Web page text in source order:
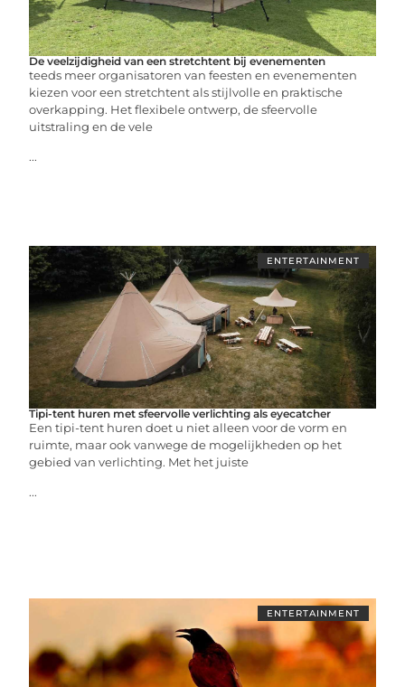
De veelzijdigheid van een stretchtent bij evenementen
teeds meer organisatoren van feesten en evenementen
kiezen voor een stretchtent als stijlvolle en praktische
overkapping. Het flexibele ontwerp, de sfeervolle
uitstraling en de vele
...
ENTERTAINMENT
Tipi-tent huren met sfeervolle verlichting als eyecatcher
Een tipi-tent huren doet u niet alleen voor de vorm en
ruimte, maar ook vanwege de mogelijkheden op het
gebied van verlichting. Met het juiste
...
ENTERTAINMENT